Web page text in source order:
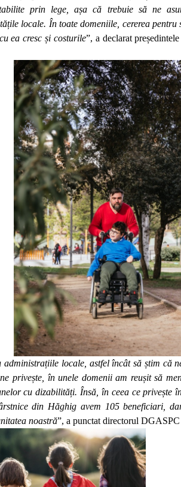
prin lege, așa că trebuie să ne
locale. În toate domeniile, cererea pentru
ea cresc și costurile”, a declarat
locale, astfel încât să știm că
privește, în unele domenii am reușit să
cu dizabilități. Însă, în ceea ce privește
din Hăghig avem 105 beneficiari,
noastră”, a punctat directorul